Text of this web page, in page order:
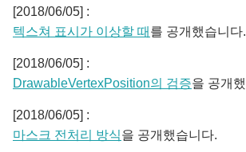
[2018/06/05] :
텍스쳐 표시가 이상할 때 를 공개했습니다.
[2018/06/05] :
DrawableVertexPosition의 검증을 공개
[2018/06/05] :
마스크 전처리 방식을 공개했습니다.